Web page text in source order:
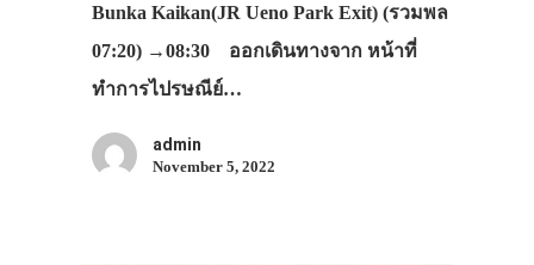
Bunka Kaikan(JR Ueno Park Exit) (รวมพล
07:20) →08:30 ออกเดินทางจาก หน้าที่
ทำการไปรษณีย์…
admin
November 5, 2022